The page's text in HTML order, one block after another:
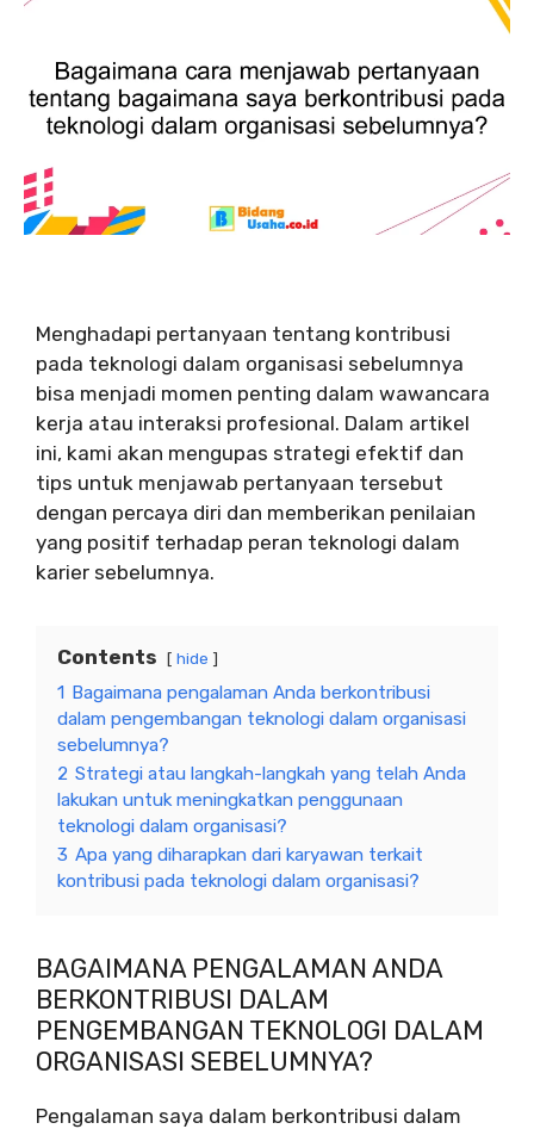
Menghadapi pertanyaan tentang kontribusi
pada teknologi dalam organisasi sebelumnya
bisa menjadi momen penting dalam wawancara
kerja atau interaksi profesional. Dalam artikel
ini, kami akan mengupas strategi efektif dan
tips untuk menjawab pertanyaan tersebut
dengan percaya diri dan memberikan penilaian
yang positif terhadap peran teknologi dalam
karier sebelumnya.
Contents hide
1 Bagaimana pengalaman Anda berkontribusi
dalam pengembangan teknologi dalam organisasi
sebelumnya?
2 Strategi atau langkah-langkah yang telah Anda
lakukan untuk meningkatkan penggunaan
teknologi dalam organisasi?
3 Apa yang diharapkan dari karyawan terkait
kontribusi pada teknologi dalam organisasi?
BAGAIMANA PENGALAMAN ANDA
BERKONTRIBUSI DALAM
PENGEMBANGAN TEKNOLOGI DALAM
ORGANISASI SEBELUMNYA?
Pengalaman saya dalam berkontribusi dalam